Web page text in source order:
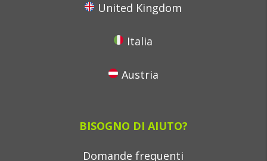
United Kingdom
Italia
Austria
BISOGNO DI AIUTO?
Domande frequenti